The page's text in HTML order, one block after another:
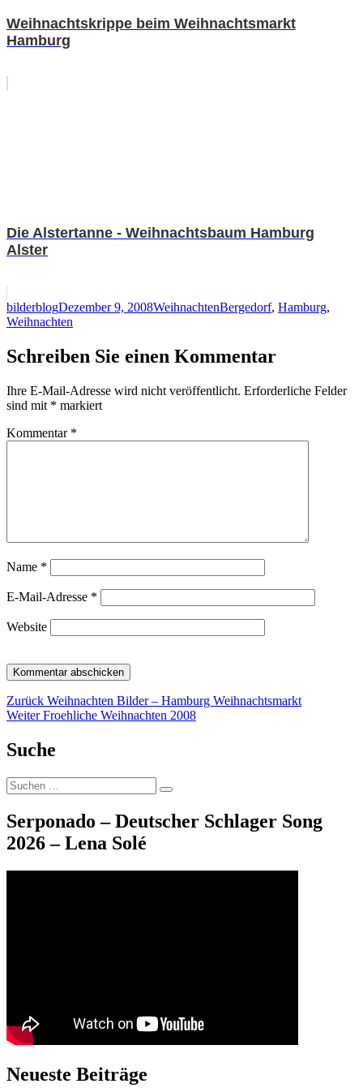
Weihnachtskrippe beim Weihnachtsmarkt
Hamburg
Die Alstertanne - Weihnachtsbaum Hamburg
Alster
Autor
bilderblogVeröffentlicht
am
Dezember 9, 2008Kategorien
WeihnachtenSchlagwörter
Bergedorf, Hamburg,
Weihnachten
Schreiben Sie einen Kommentar
Ihre E-Mail-Adresse wird nicht veröffentlicht. Erforderliche Felder
sind mit * markiert
Kommentar *
Name *
E-Mail-Adresse *
Website
Beitragsnavigation
Zurück Vorheriger
Beitrag:
Weihnachten Bilder – Hamburg Weihnachtsmarkt
Weiter Nächster
Froehliche Weihnachten 2008
Suche
Suche
nach:
Suchen
Serponado – Deutscher Schlager Song
2026 – Lena Solé
Neueste Beiträge